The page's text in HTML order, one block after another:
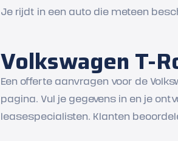
Je rijdt in een auto die meteen
Volkswagen T-
Een offerte aanvragen voor de
pagina. Vul je gegevens in en je
leasespecialisten. Klanten